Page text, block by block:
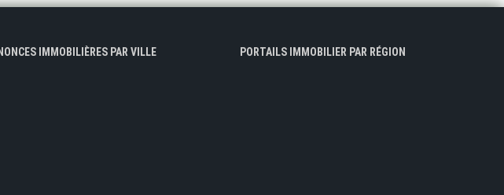
IMMOBILIÈRES PAR VILLE PORTAILS IMMOBILIER PAR RÉGION